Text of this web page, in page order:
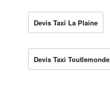
Devis Taxi La Plaine
Devis Taxi Toutlemonde